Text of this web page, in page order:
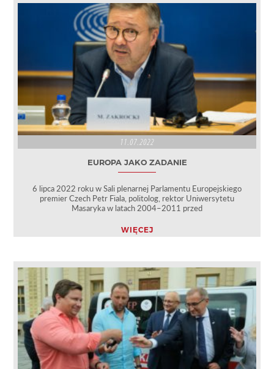
11.07.2022
EUROPA JAKO ZADANIE
6 lipca 2022 roku w Sali plenarnej Parlamentu Europejskiego
premier Czech Petr Fiala, politolog, rektor Uniwersytetu
Masaryka w latach 2004–2011 przed
WIĘCEJ